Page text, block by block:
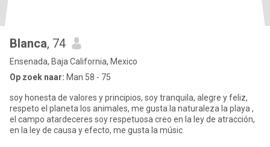
Blanca, 74
Ensenada, Baja California, Mexico
Op zoek naar: Man 58 - 75
soy honesta de valores y principios, soy tranquila, alegre y feliz,
respeto el planeta los animales, me gusta la naturaleza la playa ,
el campo atardeceres soy respetuosa creo en la ley de atracción,
en la ley de causa y efecto, me gusta la músic